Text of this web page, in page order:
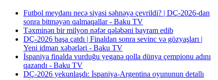
Futbol meydanı necə siyasi səhnəyə çevrildi? | DÇ-2026-dan
sonra bitməyən qalmaqallar - Baku TV
Təxminən bir milyon nəfər qələbəni bayram edib
DÇ-2026 başa çatdı | Finaldan sonra sevinc və gözyaşları |
Yeni idman xəbərləri - Baku TV
İspaniya finalda vurduğu yeganə qolla dünya çempionu adını
qazandı - Baku TV
DÇ-2026 yekunlaşdı: İspaniya-Argentina oyununun detallı